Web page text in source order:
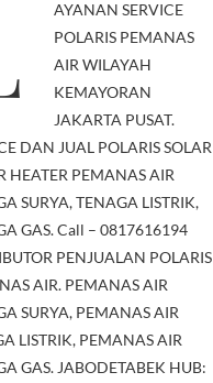
POLARIS PEMANAS
AIR WILAYAH
KEMAYORAN
JAKARTA PUSAT.
DAN JUAL POLARIS SOLAR
HEATER PEMANAS AIR
SURYA, TENAGA LISTRIK,
GAS. Call – 0817616194
PENJUALAN POLARIS
AIR. PEMANAS AIR
SURYA, PEMANAS AIR
LISTRIK, PEMANAS AIR
GAS. JABODETABEK HUB: